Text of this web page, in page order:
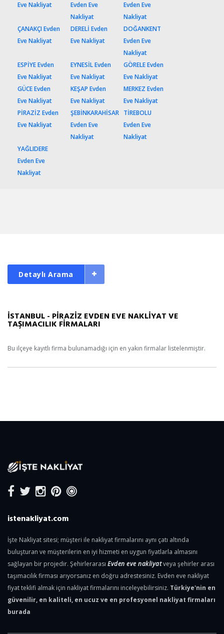
Eve Nakliyat
Evden Eve
Nakliyat
Evden Eve
Nakliyat
ÇANAKÇI Evden
Eve Nakliyat
DERELİ Evden
Eve Nakliyat
DOĞANKENT
Evden Eve
Nakliyat
ESPİYE Evden
Eve Nakliyat
EYNESİL Evden
Eve Nakliyat
GÖRELE Evden
Eve Nakliyat
GÜCE Evden
Eve Nakliyat
KEŞAP Evden
Eve Nakliyat
MERKEZ Evden
Eve Nakliyat
PİRAZİZ Evden
Eve Nakliyat
ŞEBİNKARAHİSAR
Evden Eve
Nakliyat
TİREBOLU
Evden Eve
Nakliyat
YAĞLIDERE
Evden Eve
Nakliyat
Detaylı Arama
İSTANBUL - PİRAZİZ EVDEN EVE NAKLİYAT VE
TAŞIMACILIK FİRMALARI
Bu ilçeye kayıtlı firma bulunamadığı için en yakın firmalar listelenmiştir.
istenakliyat.com
İşte Nakliyat sitesi; müşteri ile nakliyat firmalarını aynı çatı altında
buluşturan ve müşterilerin en iyi hizmeti en uygun fiyatlarla almasını
sağlayan bir projedir. Şehirlerarası Evden eve nakliyatveya şehirler arası
taşımacılık firması arıyorsanız en doğru adrestesiniz. Evden eve nakliyat
fiyat teklifi almak için nakliyat firmalarını inceleyebilirsiniz. Türkiye'nin en
güvenilir, en kaliteli, en ucuz ve en profesyonel nakliyat firmaları
burada